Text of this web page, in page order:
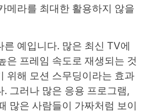
메라를 최대한 활용하지 않을
른 예입니다. 많은 최신 TV에
은 프레임 속도로 재생되는 것
위해 모션 스무딩이라는 효과
. 그러나 많은 응용 프로그램,
많은 사람들이 가짜처럼 보이